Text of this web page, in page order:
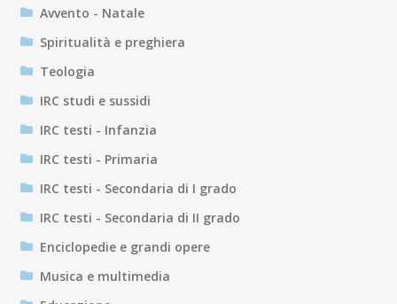
Avvento - Natale
Spiritualità e preghiera
Teologia
IRC studi e sussidi
IRC testi - Infanzia
IRC testi - Primaria
IRC testi - Secondaria di I grado
IRC testi - Secondaria di II grado
Enciclopedie e grandi opere
Musica e multimedia